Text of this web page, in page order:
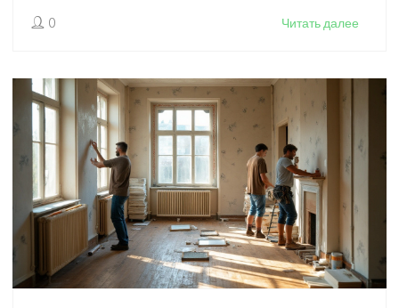
подрядчика для ремонта квартиры, чтобы избежать
0 Читать далее